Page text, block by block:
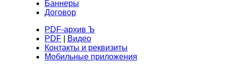
Баннеры
Договор
PDF-архив Ъ
PDF
Видео
Контакты и реквизиты
Мобильные приложения